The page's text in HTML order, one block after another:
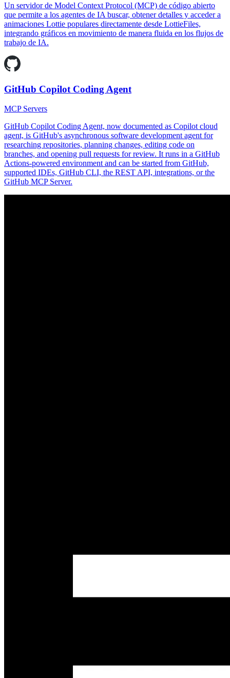
Un servidor de Model Context Protocol (MCP) de código abierto
que permite a los agentes de IA buscar, obtener detalles y acceder a
animaciones Lottie populares directamente desde LottieFiles,
integrando gráficos en movimiento de manera fluida en los flujos de
trabajo de IA.
GitHub Copilot Coding Agent
MCP Servers
GitHub Copilot Coding Agent, now documented as Copilot cloud
agent, is GitHub's asynchronous software development agent for
researching repositories, planning changes, editing code on
branches, and opening pull requests for review. It runs in a GitHub
Actions-powered environment and can be started from GitHub,
supported IDEs, GitHub CLI, the REST API, integrations, or the
GitHub MCP Server.